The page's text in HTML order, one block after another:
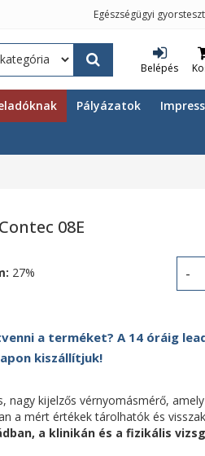
Egészségügyi
Belépés
Pályázatok
08E
27%
a terméket? A 14 óráig
kiszállítjuk!
nagy kijelzős vérnyomásmérő,
a mért értékek tárolhatók és
a klinikán és a fizikális